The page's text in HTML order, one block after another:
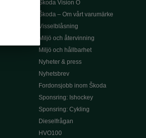
Škoda Vision O
Škoda – Om vårt varumärke
Visselblåsning
Miljö och återvinning
Miljö och hållbarhet
Nyheter & press
Nyhetsbrev
Fordonsjobb inom Škoda
Sponsring: Ishockey
Sponsring: Cykling
Dieselfrågan
HVO100